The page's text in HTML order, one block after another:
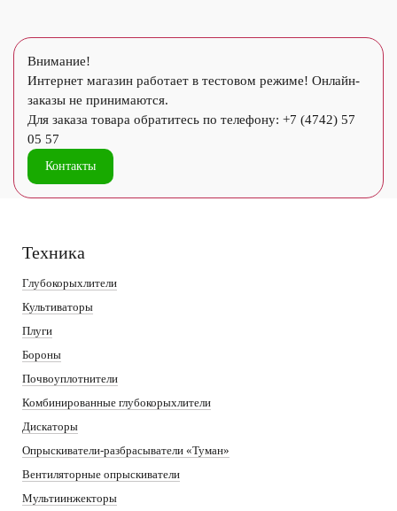
Внимание!
Интернет магазин работает в тестовом режиме! Онлайн-
заказы не принимаются.
Для заказа товара обратитесь по телефону: +7 (4742) 57
05 57
Контакты
Техника
Глубокорыхлители
Культиваторы
Плуги
Бороны
Почвоуплотнители
Комбинированные глубокорыхлители
Дискаторы
Опрыскиватели-разбрасыватели «Туман»
Вентиляторные опрыскиватели
Мультиинжекторы